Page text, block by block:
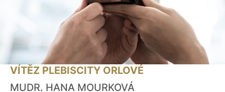
VÍTĚZ PLEBISCITY ORLOVÉ
MUDR. HANA MOURKOVÁ